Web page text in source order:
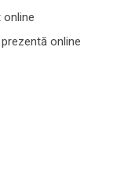
online
online